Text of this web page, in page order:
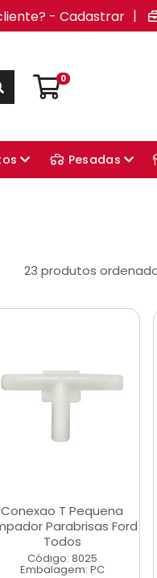
- Cadastrar |
0
Pesadas
23 produtos
Conexao T Pequena
Parabrisas Ford
Todos
Código: 8025
Embalagem: PC